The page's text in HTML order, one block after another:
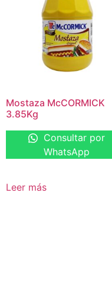
Mostaza McCORMICK
3.85Kg
Consultar por
WhatsApp
Leer más